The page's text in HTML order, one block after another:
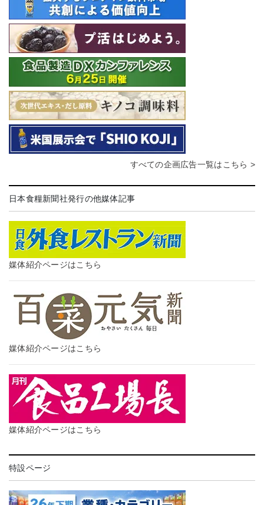
すべての企画広告一覧はこちら >
日本食糧新聞社発行の他媒体記事
媒体紹介ページはこちら
媒体紹介ページはこちら
媒体紹介ページはこちら
特設ページ